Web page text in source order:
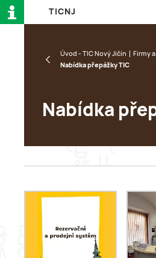
TI CN J
Úvod - TIC Nový Jičín
Firmy
Nabídka přepážky TIC
Nabídka